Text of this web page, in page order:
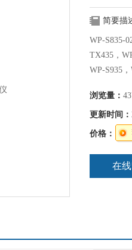
简要描
WP-S835-
TX435，
WP-S935
浏览量：
更新时间：
价格：
在